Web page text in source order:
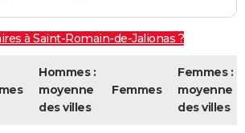
à Saint-Romain-de-Jalionas ?
Hommes :
moyenne
des villes
Femmes
Femmes :
moyenne
des villes